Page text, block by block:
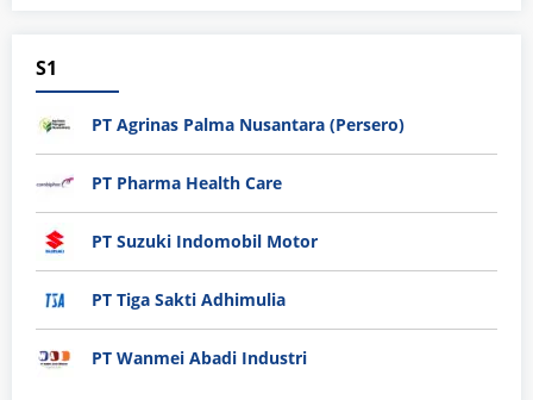
S1
PT Agrinas Palma Nusantara (Persero)
PT Pharma Health Care
PT Suzuki Indomobil Motor
PT Tiga Sakti Adhimulia
PT Wanmei Abadi Industri